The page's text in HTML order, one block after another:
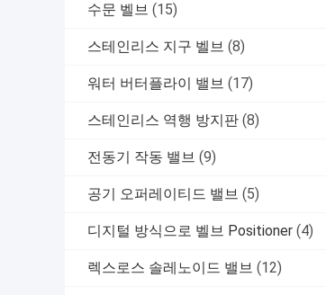
수문 벨브 (15)
스테인리스 지구 벨브 (8)
워터 버터플라이 밸브 (17)
스테인리스 역행 방지판 (8)
전동기 작동 밸브 (9)
공기 오퍼레이티드 밸브 (5)
디지털 방식으로 벨브 Positioner (4)
렉스로스 솔레노이드 밸브 (12)